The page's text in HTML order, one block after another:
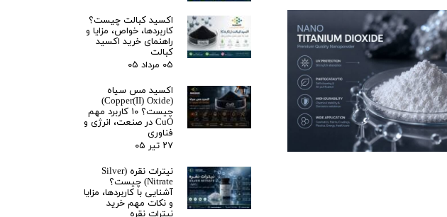
اکسید کبالت چیست؟
کاربردها، خواص، مزایا و
راهنمای خرید اکسید
کبالت
۰۵ مرداد ۰۵
اکسید مس سیاه
(Copper(II) Oxide)
چیست؟ ۱۰ کاربرد مهم
CuO در صنعت، انرژی و
فناوری
۲۷ تیر ۰۵
نیترات نقره (Silver
Nitrate) چیست؟
آشنایی با کاربردها، مزایا
و نکات مهم خرید
نیترات نقره